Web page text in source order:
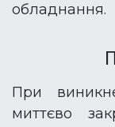
обладнання.
При
миттєво